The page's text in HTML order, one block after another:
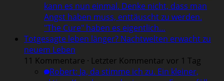
kann es nun einmal. Denke nicht, dass man
Angst haben muss, enttäuscht zu werden.
"The Cure" haben es eigentlich…
Totgesagte leben länger? Nachtwelten erwacht zu
neuem Leben
11 Kommentare · Letzter Kommentar vor 1 Tag
Robert: Ja, da stimme ich zu. Ein kleiner,